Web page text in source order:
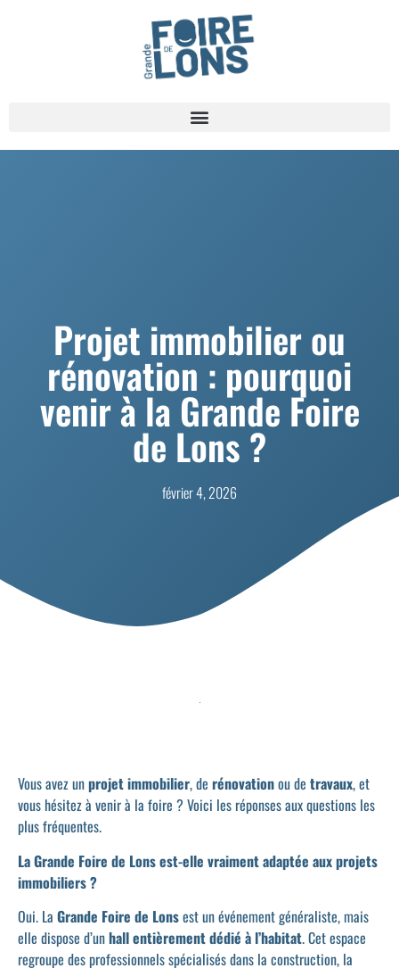
Projet immobilier ou
rénovation : pourquoi
venir à la Grande Foire
de Lons ?
février 4, 2026
Vous avez unprojet immobilier, de rénovationou de travaux, et
vous hésitez à venir à la foire ? Voici les réponses aux questions les
plus fréquentes.
La Grande Foire de Lons est-elle vraiment adaptée aux projets
immobiliers ?
Oui. La Grande Foire de Lonsest un événement généraliste, mais
elle dispose d’unhall entièrement dédié à l’habitat. Cet espace
regroupe des professionnels spécialisés dans la construction, la